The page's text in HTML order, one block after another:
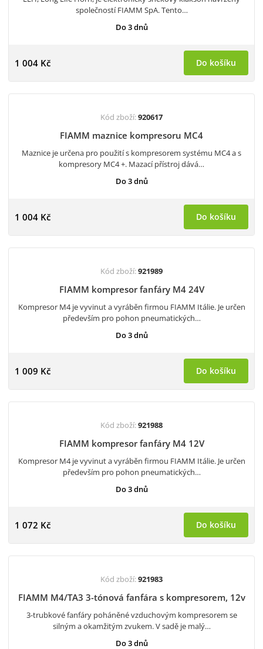
společností FIAMM SpA. Tento…
Do 3 dnů
1 004 Kč Do košíku
Kód zboží:920617
FIAMM maznice kompresoru MC4
Maznice je určena pro použití s kompresorem systému MC4 a s
kompresory MC4 +. Mazací přístroj dává…
Do 3 dnů
1 004 Kč Do košíku
Kód zboží:921989
FIAMM kompresor fanfáry M4 24V
Kompresor M4 je vyvinut a vyráběn firmou FIAMM Itálie. Je určen
především pro pohon pneumatických…
Do 3 dnů
1 009 Kč Do košíku
Kód zboží:921988
FIAMM kompresor fanfáry M4 12V
Kompresor M4 je vyvinut a vyráběn firmou FIAMM Itálie. Je určen
především pro pohon pneumatických…
Do 3 dnů
1 072 Kč Do košíku
Kód zboží:921983
FIAMM M4/TA3 3-tónová fanfára s kompresorem, 12v
3-trubkové fanfáry poháněné vzduchovým kompresorem se
silným a okamžitým zvukem. V sadě je malý…
Do 3 dnů